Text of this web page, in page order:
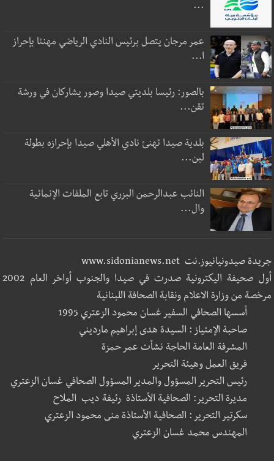
...
عمر مرجان يتصل برئيس النادي الرياضي مهنئا بإحراز
ا...
بالصور: رئيسا بلديتي صيدا وصور يشاركان في ورشة
تقن...
بلدية صيدا تهنئ نادي الأهلي صيدا بإحرازه بطولة
لبن...
النائب عبدالرحمن البزري تابع الملفات الإنمائية
وال...
جريدة صيدونيانيوز.نت www.sidonianews.net
أول صحيفة اليكترونية صدرت في صيدا والجنوب أواخر العام 2002
مرخصة من وزارة الاعلام ونقابة الصحافة اللبنانية
أسسها الصحافي السفير غسان محمود الزعتري 1995
صاحبة الإمتياز : السيدة هدى إبراهيم مارديني
المشرفة العامة الحاجة نشأت عمر حمزة
فريق العمل وهيئة التحرير
رئيس التحرير المسؤول والمدير المسؤول الصحافي غسان الزعتري
مديرة التحرير: الصحافية الأستاذة رئيفة ديب الملاح
سكرتير التحرير : الصحافية الأستاذة منى محمود الزعتري
المهندس محمد غسان الزعتري